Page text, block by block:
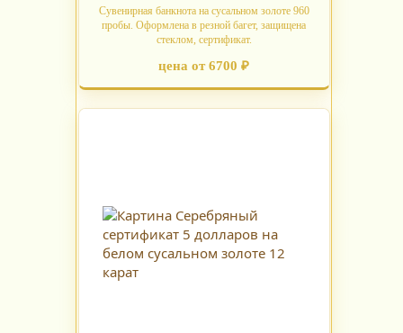
Сувенирная банкнота на сусальном золоте 960
пробы. Оформлена в резной багет, защищена
стеклом, сертификат.
цена от 6700 ₽